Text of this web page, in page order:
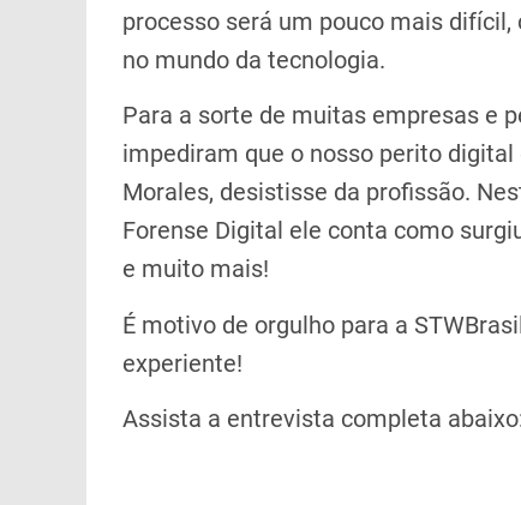
processo será um pouco mais
no mundo da tecnologia.
Para a sorte de muitas empresas e
impediram que o nosso perito
Morales, desistisse da profissão.
Forense Digital ele conta como
e muito mais!
É motivo de orgulho para a
experiente!
Assista a entrevista completa